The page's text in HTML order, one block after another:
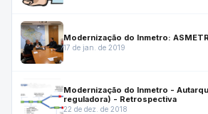
Modernização do Inmetro:
17 de jan. de 2019
Modernização do Inmetro -
reguladora) - Retrospectiva
22 de dez. de 2018